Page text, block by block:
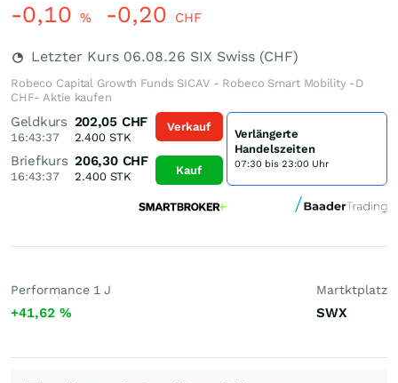
-0,10 % -0,20 CHF
Letzter Kurs 06.08.26 SIX Swiss (CHF)
Robeco Capital Growth Funds SICAV - Robeco Smart Mobility -D
CHF- Aktie kaufen
Geldkurs
16:43:37
202,05 CHF
2.400STK
Briefkurs
16:43:37
206,30 CHF
2.400STK
Verkauf
Kauf
Verlängerte
Handelszeiten
07:30 bis 23:00 Uhr
Performance 1 J
+41,62 %
Martktplatz
SWX